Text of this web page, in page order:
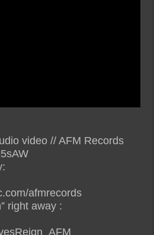
video // AFM Records
afmrecords
right away :